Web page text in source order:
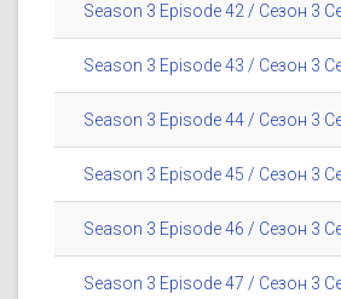
Season 3 Episode 42 / Сезон 3
Season 3 Episode 43 / Сезон 3
Season 3 Episode 44 / Сезон 3
Season 3 Episode 45 / Сезон 3
Season 3 Episode 46 / Сезон 3
Season 3 Episode 47 / Сезон 3